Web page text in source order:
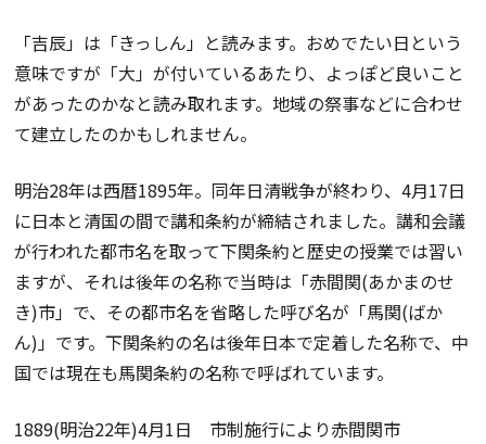
「吉辰」は「きっしん」と読みます。おめでたい日という
意味ですが「大」が付いているあたり、よっぽど良いこと
があったのかなと読み取れます。地域の祭事などに合わせ
て建立したのかもしれません。
明治28年は西暦1895年。同年日清戦争が終わり、4月17日
に日本と清国の間で講和条約が締結されました。講和会議
が行われた都市名を取って下関条約と歴史の授業では習い
ますが、それは後年の名称で当時は「赤間関(あかまのせ
き)市」で、その都市名を省略した呼び名が「馬関(ばか
ん)」です。下関条約の名は後年日本で定着した名称で、中
国では現在も馬関条約の名称で呼ばれています。
1889(明治22年)4月1日 市制施行により赤間関市